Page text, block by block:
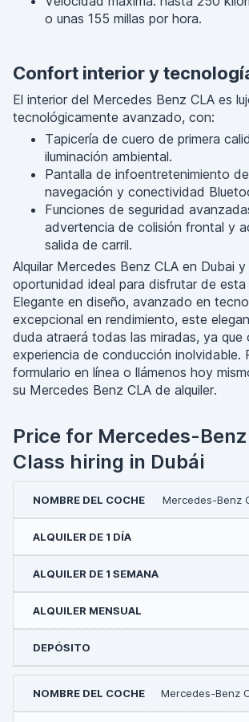
o unas 155 millas por hora.
Confort interior y
El interior del Mercedes Benz CLA es
tecnológicamente avanzado, con:
Tapicería de cuero de primera
iluminación ambiental.
Pantalla de infoentretenimiento
navegación y conectividad
Funciones de seguridad
advertencia de colisión frontal y
salida de carril.
Alquilar Mercedes Benz CLA en Dubai y
oportunidad ideal para disfrutar de esta
Elegante en diseño, avanzado en
excepcional en rendimiento, este
duda atraerá todas las miradas, ya que
experiencia de conducción inolvidable.
formulario en línea o llámenos hoy
su Mercedes Benz CLA de alquiler.
Price for Mercedes-
Class hiring in Dubái
Mercedes-Benz
Mercedes-Benz